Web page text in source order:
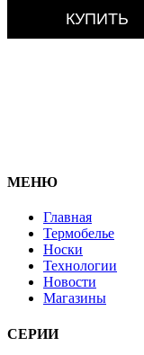
КУПИТЬ
МЕНЮ
Главная
Термобелье
Носки
Технологии
Новости
Магазины
СЕРИИ